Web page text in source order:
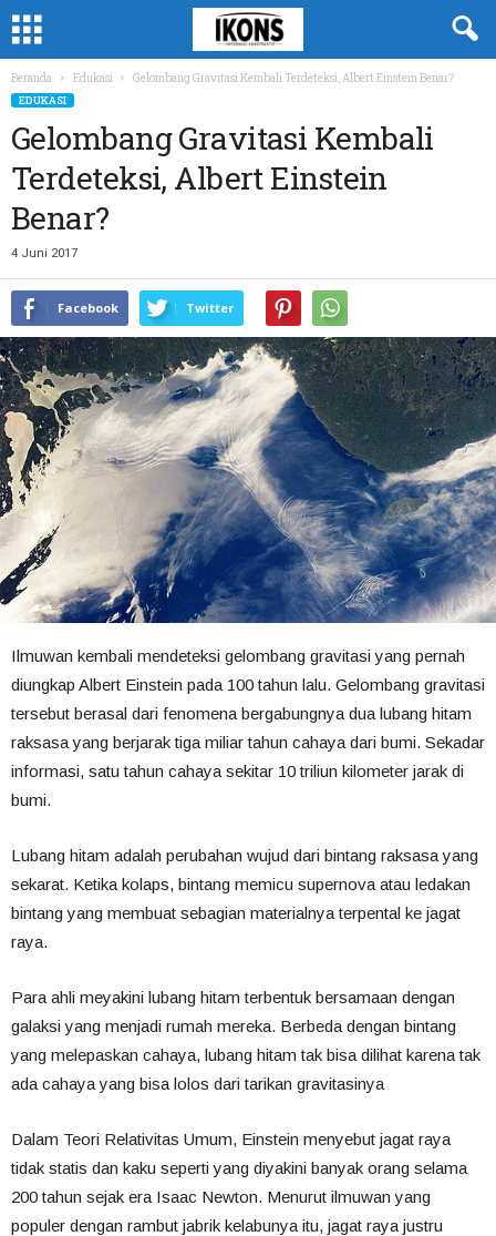
Beranda Edukasi Gelombang Gravitasi Kembali Terdeteksi, Albert Einstein Benar?
EDUKASI
Gelombang Gravitasi Kembali
Terdeteksi, Albert Einstein
Benar?
4 Juni 2017
Facebook Twitter
Ilmuwan kembali mendeteksi gelombang gravitasi yang pernah
diungkap Albert Einstein pada 100 tahun lalu. Gelombang gravitasi
tersebut berasal dari fenomena bergabungnya dua lubang hitam
raksasa yang berjarak tiga miliar tahun cahaya dari bumi. Sekadar
informasi, satu tahun cahaya sekitar 10 triliun kilometer jarak di
bumi.
Lubang hitam adalah perubahan wujud dari bintang raksasa yang
sekarat. Ketika kolaps, bintang memicu supernova atau ledakan
bintang yang membuat sebagian materialnya terpental ke jagat
raya.
Para ahli meyakini lubang hitam terbentuk bersamaan dengan
galaksi yang menjadi rumah mereka. Berbeda dengan bintang
yang melepaskan cahaya, lubang hitam tak bisa dilihat karena tak
ada cahaya yang bisa lolos dari tarikan gravitasinya
Dalam Teori Relativitas Umum, Einstein menyebut jagat raya
tidak statis dan kaku seperti yang diyakini banyak orang selama
200 tahun sejak era Isaac Newton. Menurut ilmuwan yang
populer dengan rambut jabrik kelabunya itu, jagat raya justru